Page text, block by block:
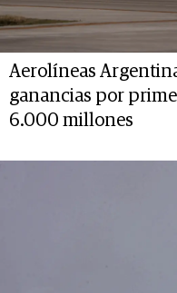
Aerolíneas
ganancias por
6.000 millones